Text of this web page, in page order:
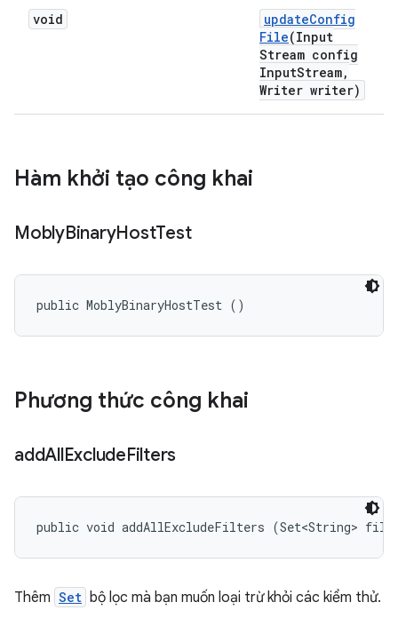
void updateConfig
File(Input
Stream config
InputStream,
Writer writer)
Hàm khởi tạo công khai
MoblyBinaryHostTest
public MoblyBinaryHostTest ()
Phương thức công khai
addAllExcludeFilters
public void addAllExcludeFilters (Set<String>
Thêm Set bộ lọc mà bạn muốn loại trừ khỏi các kiểm thử.